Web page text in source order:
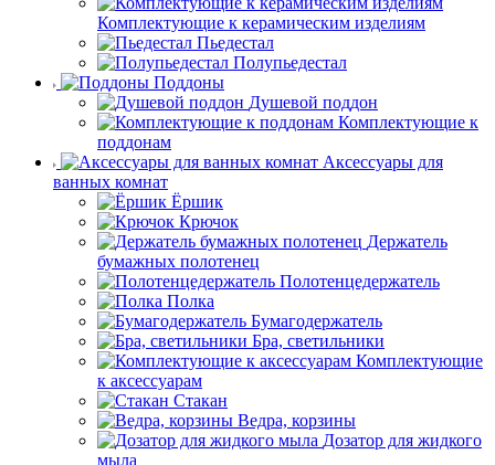
Комплектующие к керамическим изделиям
Пьедестал
Полупьедестал
Поддоны
Душевой поддон
Комплектующие к
поддонам
Аксессуары для
ванных комнат
Ёршик
Крючок
Держатель
бумажных полотенец
Полотенцедержатель
Полка
Бумагодержатель
Бра, светильники
Комплектующие
к аксессуарам
Стакан
Ведра, корзины
Дозатор для жидкого
мыла